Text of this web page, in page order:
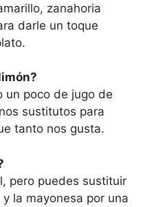
zanahoria
darle un toque
un poco de jugo de
sustitutos para
tanto nos gusta.
pero puedes sustituir
la mayonesa por una